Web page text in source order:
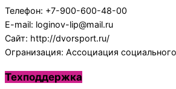
Телефон: +7-900-600-48-00
E-mail: loginov-lip@mail.ru
Сайт: http://dvorsport.ru/
Огранизация: Ассоциация
Техподдержка